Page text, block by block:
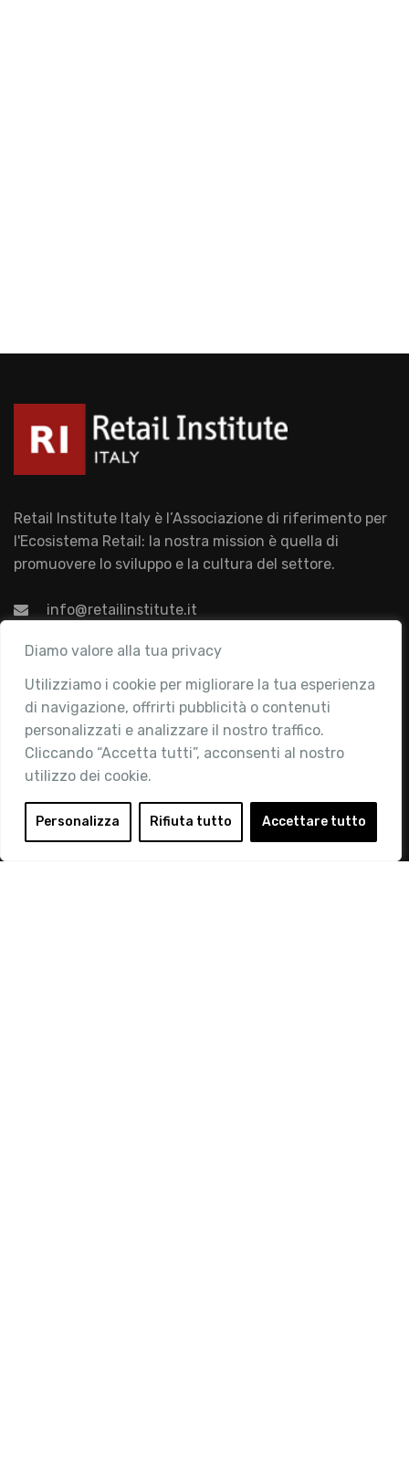
Diamo valore alla tua privacy
Utilizziamo i cookie per migliorare la tua esperienza
di navigazione, offrirti pubblicità o contenuti
personalizzati e analizzare il nostro traffico.
Cliccando “Accetta tutti”, acconsenti al nostro
utilizzo dei cookie.
Personalizza Rifiuta tutto Accettare tutto
Retail Institute Italy è l’Associazione di riferimento per
l'Ecosistema Retail: la nostra mission è quella di
promuovere lo sviluppo e la cultura del settore.
info@retailinstitute.it
Associazione
Chi siamo
Attività
Contatti
Area Riservata
Login
Diventa Socio